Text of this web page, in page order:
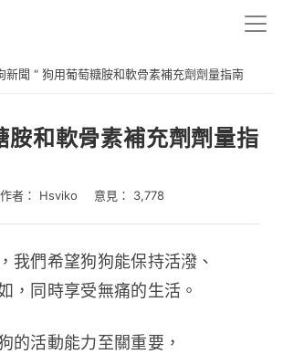
新聞 " 狗用葡萄糖胺和軟骨素補充劑劑量指南
胺和軟骨素補充劑劑量指
作者： Hsviko 意見： 3,778
我們希望狗狗能保持活潑、
，同時享受無痛的生活。
的活動能力至關重要，